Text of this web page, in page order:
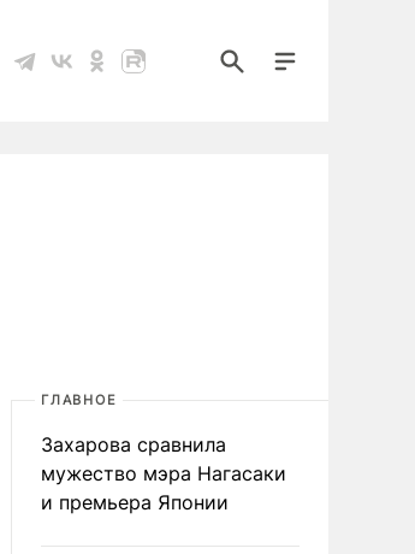
ГЛАВНОЕ
Захарова сравнила
мужество мэра Нагасаки
и премьера Японии